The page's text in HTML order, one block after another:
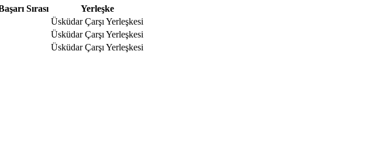
Sırası
Yerleşke
Üsküdar Çarşı Yerleşkesi
Üsküdar Çarşı Yerleşkesi
Üsküdar Çarşı Yerleşkesi